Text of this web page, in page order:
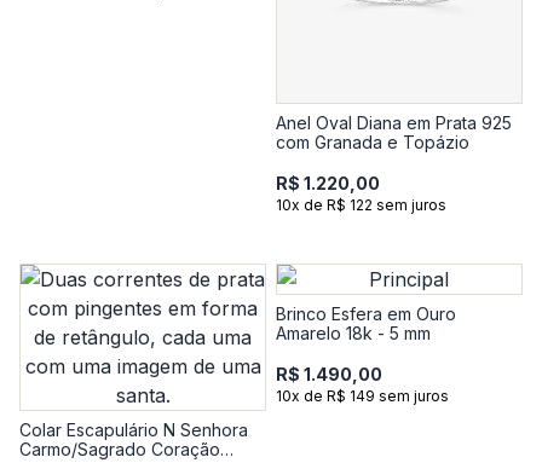
Anel Oval Diana em Prata 925
com Granada e Topázio
R$ 1.220,00
10x de R$ 122 sem juros
Colar Escapulário N Senhora
Carmo/Sagrado Coração
Brinco Esfera em Ouro
Amarelo 18k - 5 mm
R$ 1.490,00
10x de R$ 149 sem juros